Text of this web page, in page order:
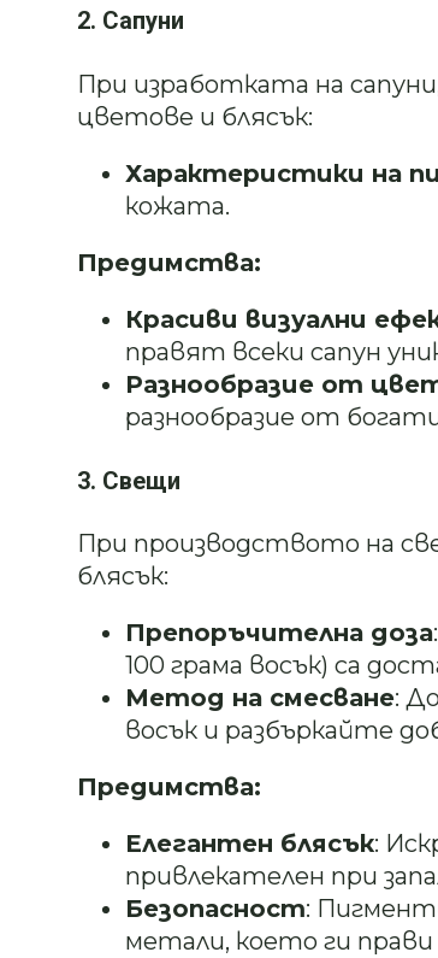
2. Сапуни
При изработката на
цветове и блясък:
Характеристики на
кожата.
Предимства:
Красиви визуални
правят всеки сапун
Разнообразие от
разнообразие от
3. Свещи
При производството на
блясък:
Препоръчителна доза
100 грама восък) са
Метод на смесване:
восък и разбъркайте
Предимства:
Елегантен блясък:
привлекателен при
Безопасност:
метали, което ги